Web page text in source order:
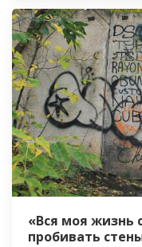
«Вся моя жизнь
пробивать